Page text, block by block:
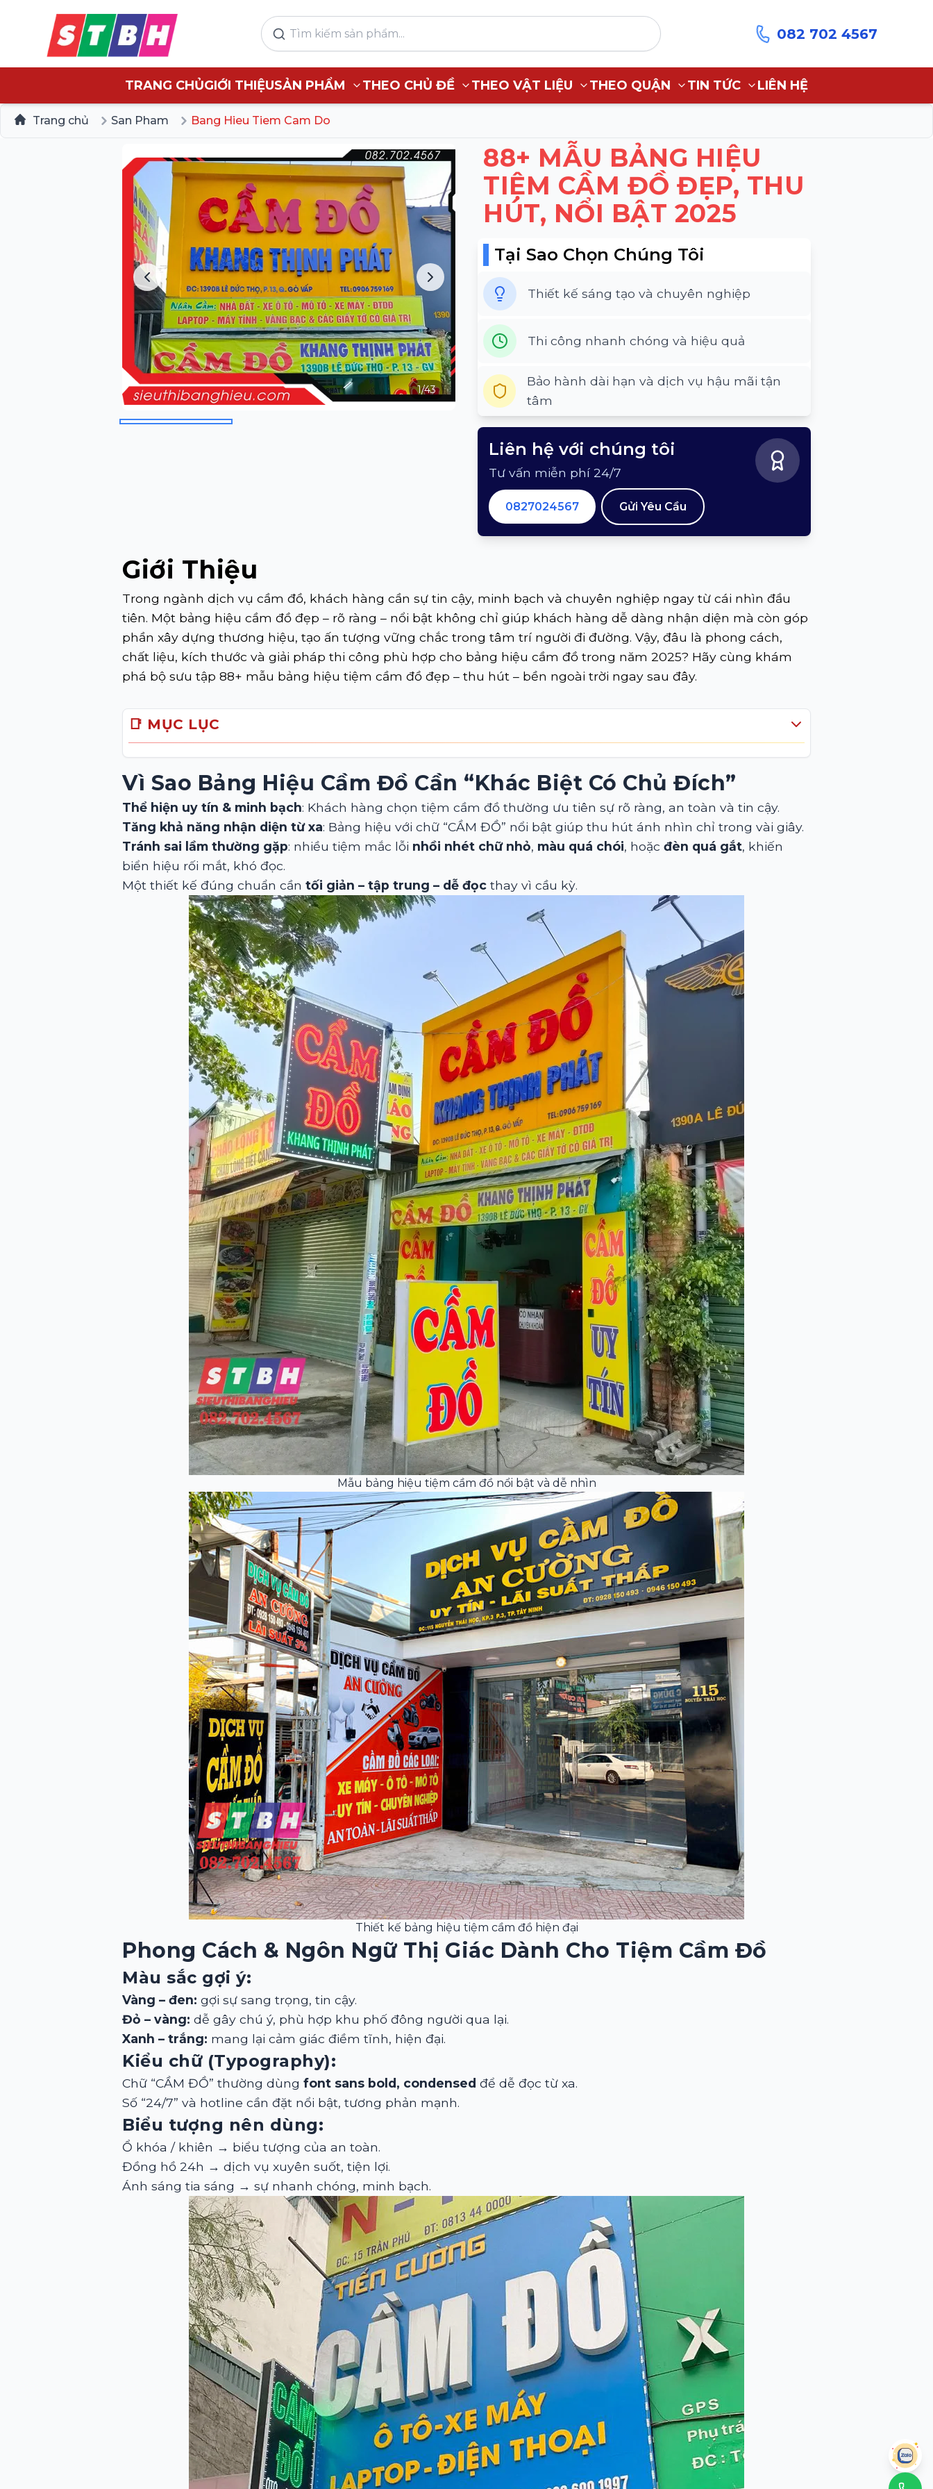
082 702 4567
TRANG CHỦGIỚI THIỆUSẢN PHẨM THEO CHỦ ĐỀ THEO VẬT LIỆU THEO QUẬN TIN TỨC LIÊN HỆ
Trang chủ San Pham Bang Hieu Tiem Cam Do
88+ MẪU BẢNG HIỆU
TIỆM CẦM ĐỒ ĐẸP, THU
HÚT, NỔI BẬT 2025
Tại Sao Chọn Chúng Tôi
Thiết kế sáng tạo và chuyên nghiệp
Thi công nhanh chóng và hiệu quả
Bảo hành dài hạn và dịch vụ hậu mãi tận
tâm
Liên hệ với chúng tôi
Tư vấn miễn phí 24/7
0827024567 Gửi Yêu Cầu
1/43
Giới Thiệu
Trong ngành dịch vụ cầm đồ, khách hàng cần sự tin cậy, minh bạch và chuyên nghiệp ngay từ cái nhìn đầu
tiên. Một bảng hiệu cầm đồ đẹp – rõ ràng – nổi bật không chỉ giúp khách hàng dễ dàng nhận diện mà còn góp
phần xây dựng thương hiệu, tạo ấn tượng vững chắc trong tâm trí người đi đường. Vậy, đâu là phong cách,
chất liệu, kích thước và giải pháp thi công phù hợp cho bảng hiệu cầm đồ trong năm 2025? Hãy cùng khám
phá bộ sưu tập 88+ mẫu bảng hiệu tiệm cầm đồ đẹp – thu hút – bền ngoài trời ngay sau đây.
📑 MỤC LỤC
Vì Sao Bảng Hiệu Cầm Đồ Cần “khác Biệt Có Chủ Đích”
Thể hiện uy tín & minh bạch: Khách hàng chọn tiệm cầm đồ thường ưu tiên sự rõ ràng, an toàn và tin cậy.
Tăng khả năng nhận diện từ xa: Bảng hiệu với chữ “CẦM ĐỒ” nổi bật giúp thu hút ánh nhìn chỉ trong vài giây.
Tránh sai lầm thường gặp: nhiều tiệm mắc lỗi nhồi nhét chữ nhỏ, màu quá chói, hoặc đèn quá gắt, khiến
biển hiệu rối mắt, khó đọc.
Một thiết kế đúng chuẩn cần tối giản – tập trung – dễ đọc thay vì cầu kỳ.
Mẫu bảng hiệu tiệm cầm đồ nổi bật và dễ nhìn
Thiết kế bảng hiệu tiệm cầm đồ hiện đại
Phong Cách & Ngôn Ngữ Thị Giác Dành Cho Tiệm Cầm Đồ
Màu sắc gợi ý:
Vàng – đen: gợi sự sang trọng, tin cậy.
Đỏ – vàng: dễ gây chú ý, phù hợp khu phố đông người qua lại.
Xanh – trắng: mang lại cảm giác điềm tĩnh, hiện đại.
Kiểu chữ (Typography):
Chữ “CẦM ĐỒ” thường dùng font sans bold, condensed để dễ đọc từ xa.
Số “24/7” và hotline cần đặt nổi bật, tương phản mạnh.
Biểu tượng nên dùng:
Ổ khóa / khiên → biểu tượng của an toàn.
Đồng hồ 24h → dịch vụ xuyên suốt, tiện lợi.
Ánh sáng tia sáng → sự nhanh chóng, minh bạch.